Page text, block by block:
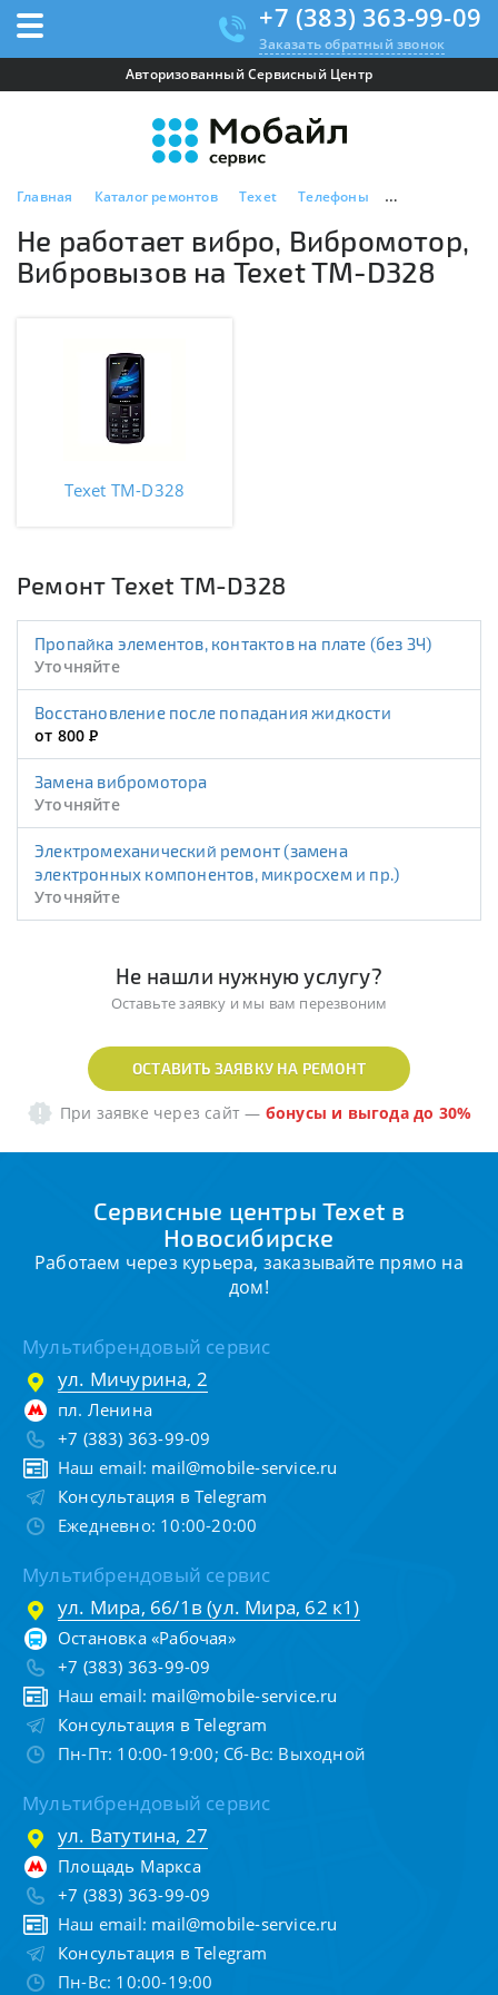
+7 (383) 363-99-09
Заказать обратный звонок
Авторизованный Сервисный Центр
Главная Каталог ремонтов Texet Телефоны Texet TM-D328
Не работает вибро, Вибромотор,
Вибровызов на Texet TM-D328
Texet TM-D328
Ремонт Texet TM-D328
Пропайка элементов, контактов на плате (без ЗЧ)
Уточняйте
Восстановление после попадания жидкости
от 800Р
Замена вибромотора
Уточняйте
Электромеханический ремонт (замена
электронных компонентов, микросхем и пр.)
Уточняйте
Не нашли нужную услугу?
Оставьте заявку и мы вам перезвоним
ОСТАВИТЬ ЗАЯВКУ НА РЕМОНТ
При заявке через сайт — бонусы и выгода до 30%
Сервисные центры Texet в
Новосибирске
Работаем через курьера, заказывайте прямо на
дом!
Мультибрендовый сервис
ул. Мичурина, 2
пл. Ленина
+7 (383) 363-99-09
Наш email: mail@mobile-service.ru
Консультация в Telegram
Ежедневно: 10:00-20:00
Мультибрендовый сервис
ул. Мира, 66/1в (ул. Мира, 62 к1)
Остановка «Рабочая»
+7 (383) 363-99-09
Наш email: mail@mobile-service.ru
Консультация в Telegram
Пн-Пт: 10:00-19:00; Сб-Вс: Выходной
Мультибрендовый сервис
ул. Ватутина, 27
Площадь Маркса
+7 (383) 363-99-09
Наш email: mail@mobile-service.ru
Консультация в Telegram
Пн-Вс: 10:00-19:00